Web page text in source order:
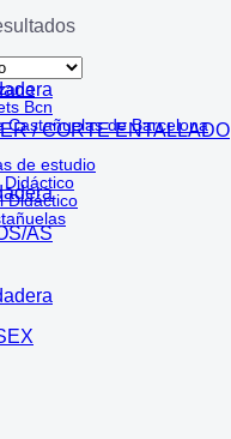
Bcn
Castañuelas de Barcelona
de estudio
Didáctico
Didáctico
/ CORTE ENTALLADO
AS